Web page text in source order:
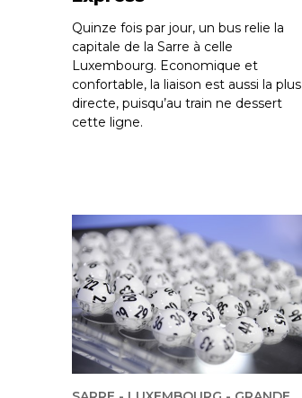
Quinze fois par jour, un bus relie la
capitale de la Sarre à celle
Luxembourg. Economique et
confortable, la liaison est aussi la plus
directe, puisqu’au train ne dessert
cette ligne.